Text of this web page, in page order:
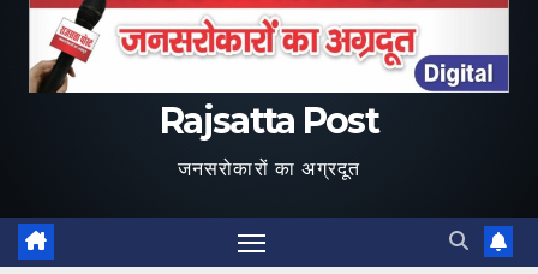
Rajsatta Post
जनसरोकारों का अग्रदूत